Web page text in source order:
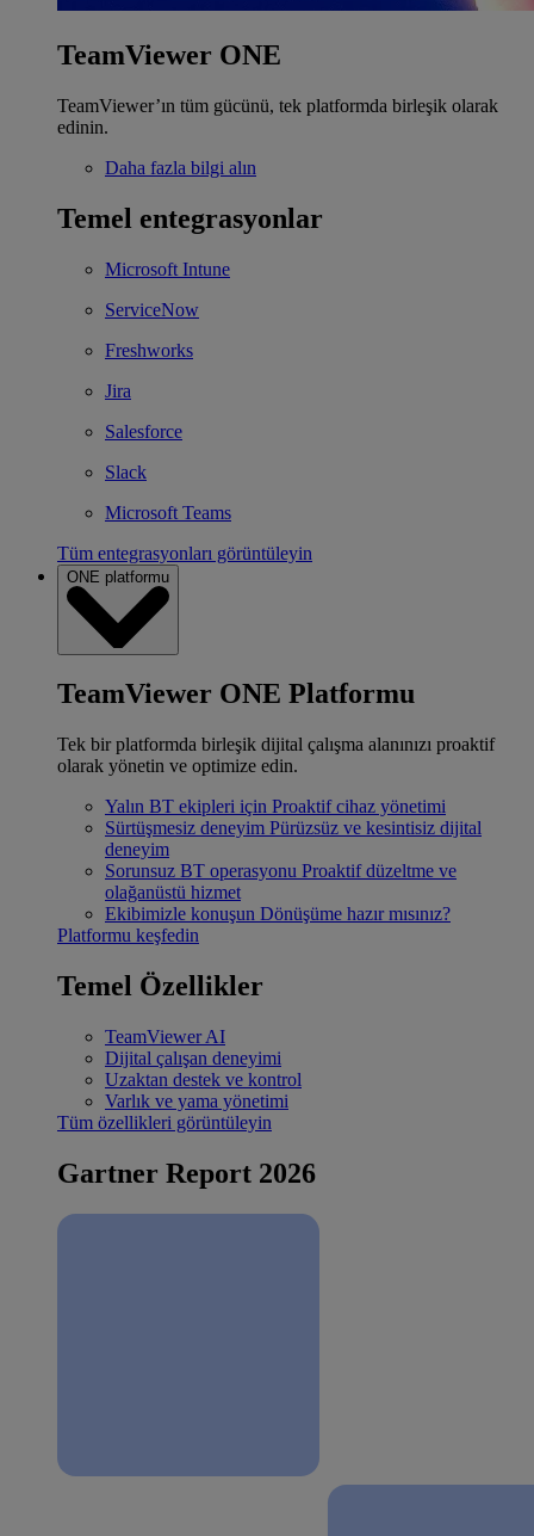
TeamViewer ONE
TeamViewer’ın tüm gücünü, tek platformda birleşik olarak
edinin.
Daha fazla bilgi alın
Temel entegrasyonlar
Microsoft Intune
ServiceNow
Freshworks
Jira
Salesforce
Slack
Microsoft Teams
Tüm entegrasyonları görüntüleyin
ONE platformu
TeamViewer ONE Platformu
Tek bir platformda birleşik dijital çalışma alanınızı proaktif
olarak yönetin ve optimize edin.
Yalın BT ekipleri için Proaktif cihaz yönetimi
Sürtüşmesiz deneyim Pürüzsüz ve kesintisiz dijital
deneyim
Sorunsuz BT operasyonu Proaktif düzeltme ve
olağanüstü hizmet
Ekibimizle konuşun Dönüşüme hazır mısınız?
Platformu keşfedin
Temel Özellikler
TeamViewer AI
Dijital çalışan deneyimi
Uzaktan destek ve kontrol
Varlık ve yama yönetimi
Tüm özellikleri görüntüleyin
Gartner Report 2026